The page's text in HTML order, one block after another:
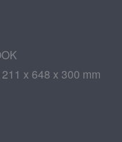
x 648 x 300 mm